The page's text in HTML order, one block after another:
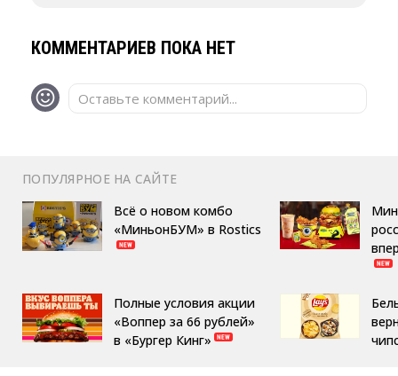
КОММЕНТАРИЕВ ПОКА НЕТ
Оставьте комментарий...
ПОПУЛЯРНОЕ НА САЙТЕ
Всё о новом комбо
«МиньонБУМ» в Rostics
Полные условия акции
«Воппер за 66 рублей»
в «Бургер Кинг»